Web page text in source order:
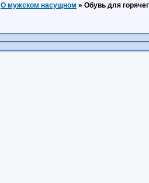
О мужском насущном » Обувь для